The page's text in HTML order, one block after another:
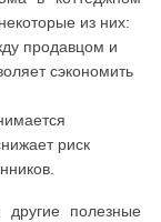
из них:
продавцом и
сэкономить
риск
полезные